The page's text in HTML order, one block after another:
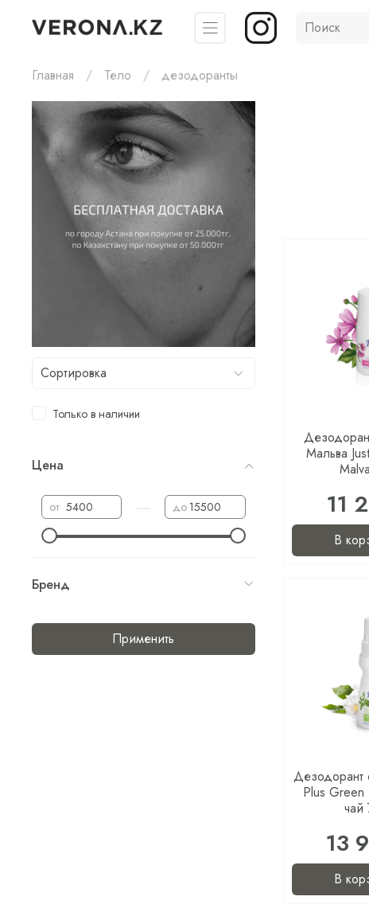
Главная Тело дезодоранты
Мальва
11
В
Дезодорант
Plus
чай
13
В
Только в наличии
Цена
от до
Бренд
Применить